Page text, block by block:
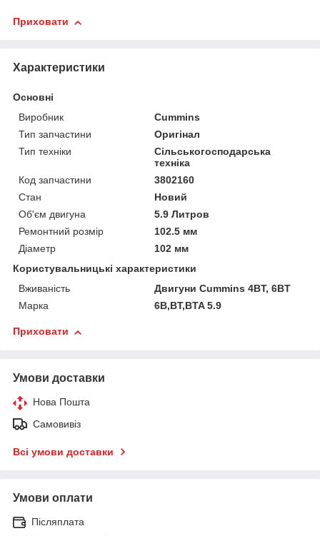
Приховати
Характеристики
Основні
Виробник
Cummins
Тип запчастини
Оригінал
Тип техніки
Сільськогосподарська
техніка
Код запчастини
3802160
Стан
Новий
Об'єм двигуна
5.9 Литров
Ремонтний розмір
102.5 мм
Діаметр
102 мм
Користувальницькі характеристики
Вживаність
Двигуни Cummins 4BT, 6BT
Марка
6B,BT,BTA 5.9
Приховати
Умови доставки
Нова Пошта
Самовивіз
Всі умови доставки
Умови оплати
Післяплата